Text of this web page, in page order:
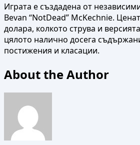
Играта е създадена от
Bevan “NotDead” McKechnie.
долара, колкото струва и
цялото налично досега
постижения и класации.
About the Author